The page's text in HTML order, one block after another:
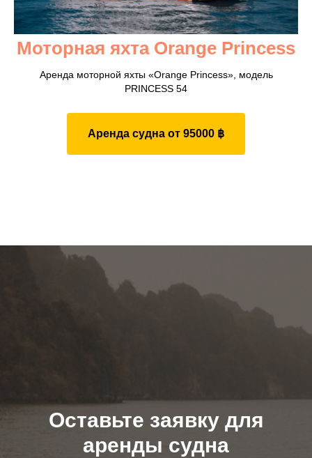
Моторная яхта Orange Princess
Аренда моторной яхты «Orange Princess», модель
PRINCESS 54
Аренда судна от 95000 ฿
Оставьте заявку для
аренды судна